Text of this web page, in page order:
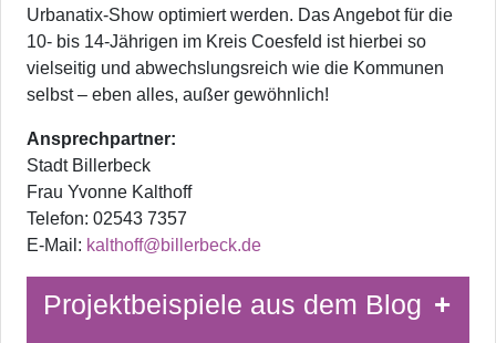
Urbanatix-Show optimiert werden. Das Angebot für die
10- bis 14-Jährigen im Kreis Coesfeld ist hierbei so
vielseitig und abwechslungsreich wie die Kommunen
selbst – eben alles, außer gewöhnlich!
Ansprechpartner:
Stadt Billerbeck
Frau Yvonne Kalthoff
Telefon: 02543 7357
E-Mail: kalthoff@billerbeck.de
Projektbeispiele aus dem Blog